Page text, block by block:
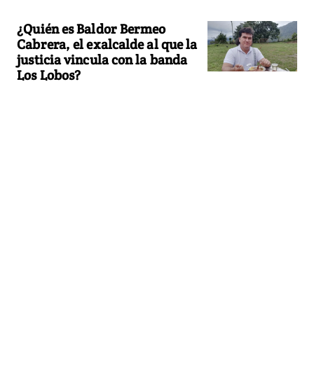
¿Quién es Baldor Bermeo
Cabrera, el exalcalde al que la
justicia vincula con la banda
Los Lobos?